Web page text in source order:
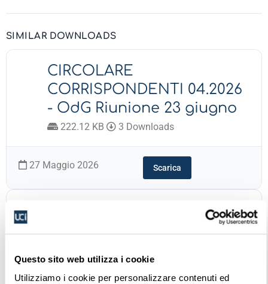
Questo sito web utilizza i cookie
Utilizziamo i cookie per personalizzare contenuti ed
SIMILAR DOWNLOADS
CIRCOLARE
CORRISPONDENTI 04.2026
- OdG Riunione 23 giugno
222.12 KB 3 Downloads
27 Maggio 2026 Scarica
CIRCOLARE 03.2026 - OdG
Riunione 23 giugno